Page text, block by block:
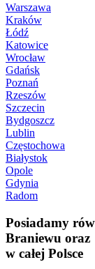
Warszawa
Kraków
Łódź
Katowice
Wrocław
Gdańsk
Poznań
Rzeszów
Szczecin
Bydgoszcz
Lublin
Częstochowa
Białystok
Opole
Gdynia
Radom
Posiadamy
Braniewu oraz
w całej Polsce